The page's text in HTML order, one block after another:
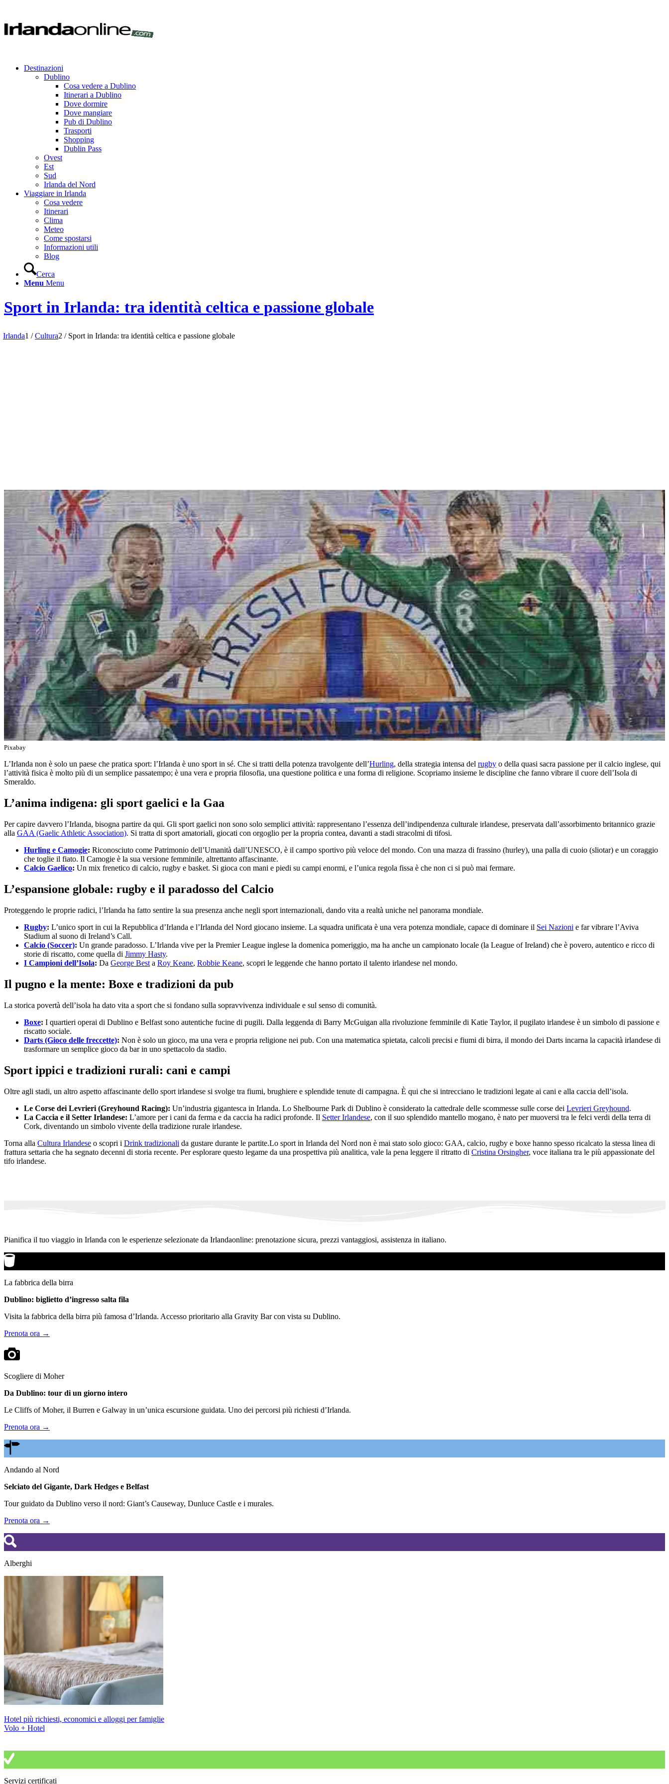
Destinazioni
Dublino
Cosa vedere a Dublino
Itinerari a Dublino
Dove dormire
Dove mangiare
Pub di Dublino
Trasporti
Shopping
Dublin Pass
Ovest
Est
Sud
Irlanda del Nord
Viaggiare in Irlanda
Cosa vedere
Itinerari
Clima
Meteo
Come spostarsi
Informazioni utili
Blog
Cerca
Menu Menu
Sport in Irlanda: tra identità celtica e passione globale
Irlanda1 / Cultura2 / Sport in Irlanda: tra identità celtica e passione globale
Pixabay
L’Irlanda non è solo un paese che pratica sport: l’Irlanda è uno sport in sé. Che si tratti della potenza travolgente dell’Hurling, della strategia intensa del rugby o della quasi sacra passione per il calcio inglese, qui
l’attività fisica è molto più di un semplice passatempo; è una vera e propria filosofia, una questione politica e una forma di religione. Scopriamo insieme le discipline che fanno vibrare il cuore dell’Isola di
Smeraldo.
L’anima indigena: gli sport gaelici e la Gaa
Per capire davvero l’Irlanda, bisogna partire da qui. Gli sport gaelici non sono solo semplici attività: rappresentano l’essenza dell’indipendenza culturale irlandese, preservata dall’assorbimento britannico grazie
alla GAA (Gaelic Athletic Association). Si tratta di sport amatoriali, giocati con orgoglio per la propria contea, davanti a stadi stracolmi di tifosi.
Hurling e Camogie: Riconosciuto come Patrimonio dell’Umanità dall’UNESCO, è il campo sportivo più veloce del mondo. Con una mazza di frassino (hurley), una palla di cuoio (sliotar) e un coraggio
che toglie il fiato. Il Camogie è la sua versione femminile, altrettanto affascinante.
Calcio Gaelico: Un mix frenetico di calcio, rugby e basket. Si gioca con mani e piedi su campi enormi, e l’unica regola fissa è che non ci si può mai fermare.
L’espansione globale: rugby e il paradosso del Calcio
Proteggendo le proprie radici, l’Irlanda ha fatto sentire la sua presenza anche negli sport internazionali, dando vita a realtà uniche nel panorama mondiale.
Rugby: L’unico sport in cui la Repubblica d’Irlanda e l’Irlanda del Nord giocano insieme. La squadra unificata è una vera potenza mondiale, capace di dominare il Sei Nazioni e far vibrare l’Aviva
Stadium al suono di Ireland’s Call.
Calcio (Soccer): Un grande paradosso. L’Irlanda vive per la Premier League inglese la domenica pomeriggio, ma ha anche un campionato locale (la League of Ireland) che è povero, autentico e ricco di
storie di riscatto, come quella di Jimmy Hasty.
I Campioni dell’Isola: Da George Best a Roy Keane, Robbie Keane, scopri le leggende che hanno portato il talento irlandese nel mondo.
Il pugno e la mente: Boxe e tradizioni da pub
La storica povertà dell’isola ha dato vita a sport che si fondano sulla sopravvivenza individuale e sul senso di comunità.
Boxe: I quartieri operai di Dublino e Belfast sono autentiche fucine di pugili. Dalla leggenda di Barry McGuigan alla rivoluzione femminile di Katie Taylor, il pugilato irlandese è un simbolo di passione e
riscatto sociale.
Darts (Gioco delle freccette): Non è solo un gioco, ma una vera e propria religione nei pub. Con una matematica spietata, calcoli precisi e fiumi di birra, il mondo dei Darts incarna la capacità irlandese di
trasformare un semplice gioco da bar in uno spettacolo da stadio.
Sport ippici e tradizioni rurali: cani e campi
Oltre agli stadi, un altro aspetto affascinante dello sport irlandese si svolge tra fiumi, brughiere e splendide tenute di campagna. È qui che si intrecciano le tradizioni legate ai cani e alla caccia dell’isola.
Le Corse dei Levrieri (Greyhound Racing): Un’industria gigantesca in Irlanda. Lo Shelbourne Park di Dublino è considerato la cattedrale delle scommesse sulle corse dei Levrieri Greyhound.
La Caccia e il Setter Irlandese: L’amore per i cani da ferma e da caccia ha radici profonde. Il Setter Irlandese, con il suo splendido mantello mogano, è nato per muoversi tra le felci verdi della terra di
Cork, diventando un simbolo vivente della tradizione rurale irlandese.
Torna alla Cultura Irlandese o scopri i Drink tradizionali da gustare durante le partite.Lo sport in Irlanda del Nord non è mai stato solo gioco: GAA, calcio, rugby e boxe hanno spesso ricalcato la stessa linea di
frattura settaria che ha segnato decenni di storia recente. Per esplorare questo legame da una prospettiva più analitica, vale la pena leggere il ritratto di Cristina Orsingher, voce italiana tra le più appassionate del
tifo irlandese.
Pianifica il tuo viaggio in Irlanda con le esperienze selezionate da Irlandaonline: prenotazione sicura, prezzi vantaggiosi, assistenza in italiano.
La fabbrica della birra
Dublino: biglietto d’ingresso salta fila
Visita la fabbrica della birra più famosa d’Irlanda. Accesso prioritario alla Gravity Bar con vista su Dublino.
Prenota ora →
Scogliere di Moher
Da Dublino: tour di un giorno intero
Le Cliffs of Moher, il Burren e Galway in un’unica escursione guidata. Uno dei percorsi più richiesti d’Irlanda.
Prenota ora →
Andando al Nord
Selciato del Gigante, Dark Hedges e Belfast
Tour guidato da Dublino verso il nord: Giant’s Causeway, Dunluce Castle e i murales.
Prenota ora →
Alberghi
Hotel più richiesti, economici e alloggi per famiglie
Volo + Hotel
Servizi certificati